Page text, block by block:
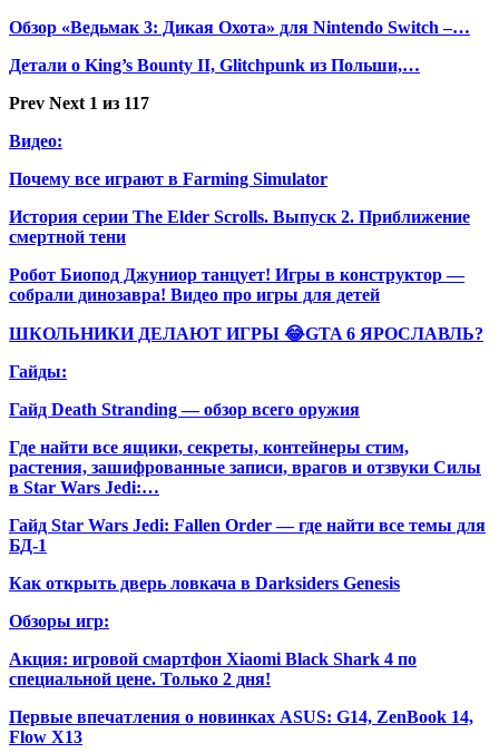
Обзор «Ведьмак 3: Дикая Охота» для Nintendo Switch –…
Детали о King’s Bounty II, Glitchpunk из Польши,…
Prev Next 1 из 117
Видео:
Почему все играют в Farming Simulator
История серии The Elder Scrolls. Выпуск 2. Приближение
смертной тени
Робот Биопод Джуниор танцует! Игры в конструктор —
собрали динозавра! Видео про игры для детей
ШКОЛЬНИКИ ДЕЛАЮТ ИГРЫ 😂GTA 6 ЯРОСЛАВЛЬ?
Гайды:
Гайд Death Stranding — обзор всего оружия
Где найти все ящики, секреты, контейнеры стим,
растения, зашифрованные записи, врагов и отзвуки Силы
в Star Wars Jedi:…
Гайд Star Wars Jedi: Fallen Order — где найти все темы для
БД-1
Как открыть дверь ловкача в Darksiders Genesis
Обзоры игр:
Акция: игровой смартфон Xiaomi Black Shark 4 по
специальной цене. Только 2 дня!
Первые впечатления о новинках ASUS: G14, ZenBook 14,
Flow X13